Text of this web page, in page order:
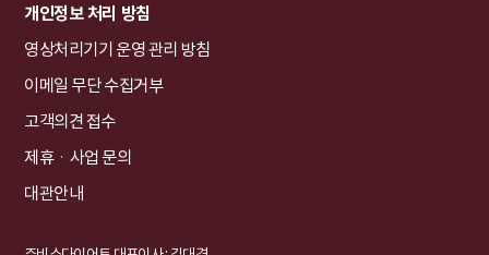
개인정보 처리 방침
영상처리기기 운영 관리 방침
이메일 무단 수집거부
고객의견 접수
제휴ㆍ사업 문의
대관안내